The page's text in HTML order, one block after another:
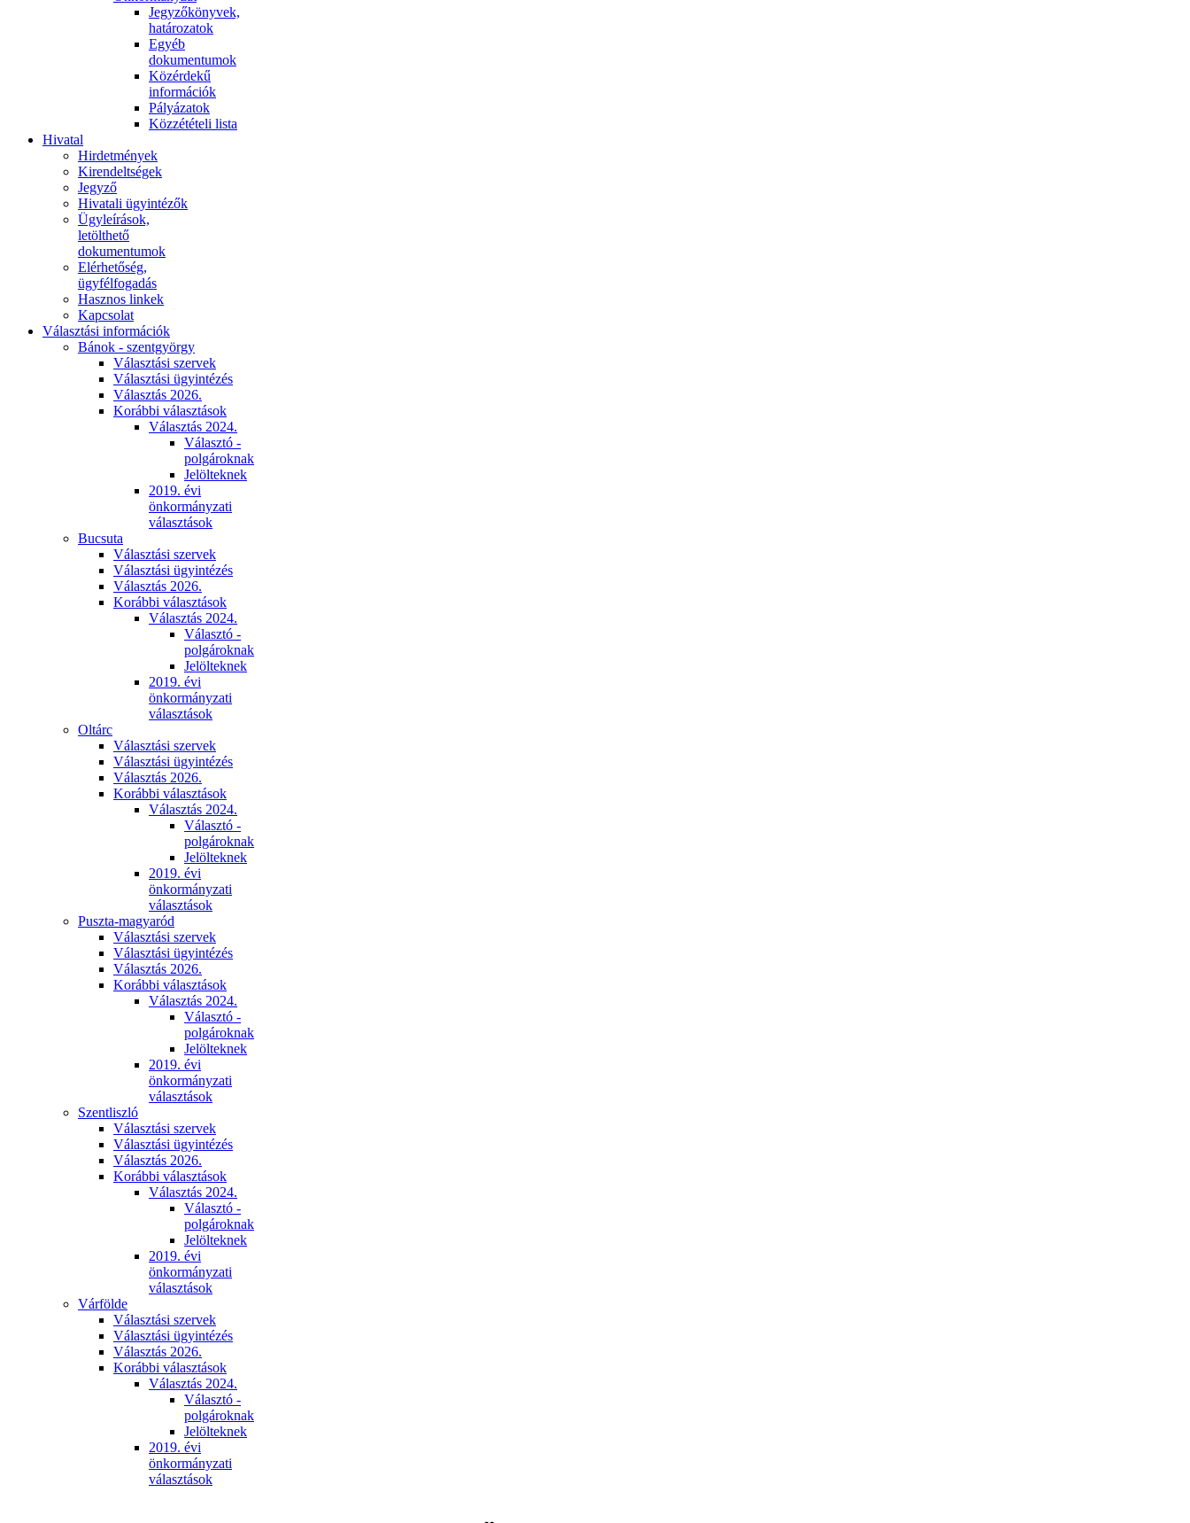
Jegyzőkönyvek,
határozatok
Egyéb
dokumentumok
Közérdekű
információk
Pályázatok
Közzétételi lista
Hivatal
Hirdetmények
Kirendeltségek
Jegyző
Hivatali ügyintézők
Ügyleírások,
letölthető
dokumentumok
Elérhetőség,
ügyfélfogadás
Hasznos linkek
Kapcsolat
Választási információk
Bánok - szentgyörgy
Választási szervek
Választási ügyintézés
Választás 2026.
Korábbi választások
Választás 2024.
Választó -
polgároknak
Jelölteknek
2019. évi
önkormányzati
választások
Bucsuta
Választási szervek
Választási ügyintézés
Választás 2026.
Korábbi választások
Választás 2024.
Választó -
polgároknak
Jelölteknek
2019. évi
önkormányzati
választások
Oltárc
Választási szervek
Választási ügyintézés
Választás 2026.
Korábbi választások
Választás 2024.
Választó -
polgároknak
Jelölteknek
2019. évi
önkormányzati
választások
Puszta-magyaród
Választási szervek
Választási ügyintézés
Választás 2026.
Korábbi választások
Választás 2024.
Választó -
polgároknak
Jelölteknek
2019. évi
önkormányzati
választások
Szentliszló
Választási szervek
Választási ügyintézés
Választás 2026.
Korábbi választások
Választás 2024.
Választó -
polgároknak
Jelölteknek
2019. évi
önkormányzati
választások
Várfölde
Választási szervek
Választási ügyintézés
Választás 2026.
Korábbi választások
Választás 2024.
Választó -
polgároknak
Jelölteknek
2019. évi
önkormányzati
választások